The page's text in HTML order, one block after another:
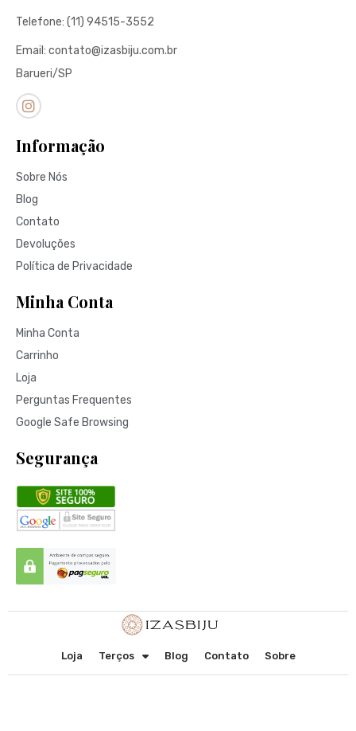
Telefone: (11) 94515-3552
Email: contato@izasbiju.com.br
Barueri/SP
Informação
Sobre Nós
Blog
Contato
Devoluções
Política de Privacidade
Minha Conta
Minha Conta
Carrinho
Loja
Perguntas Frequentes
Google Safe Browsing
Segurança
Loja Terços Blog Contato Sobre